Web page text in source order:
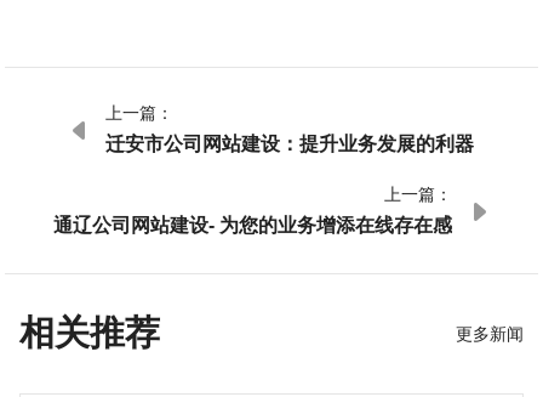

上一篇：
迁安市公司网站建设：提升业务发展的利器
上一篇：
通辽公司网站建设- 为您的业务增添在线存在感

相关推荐 更多新闻